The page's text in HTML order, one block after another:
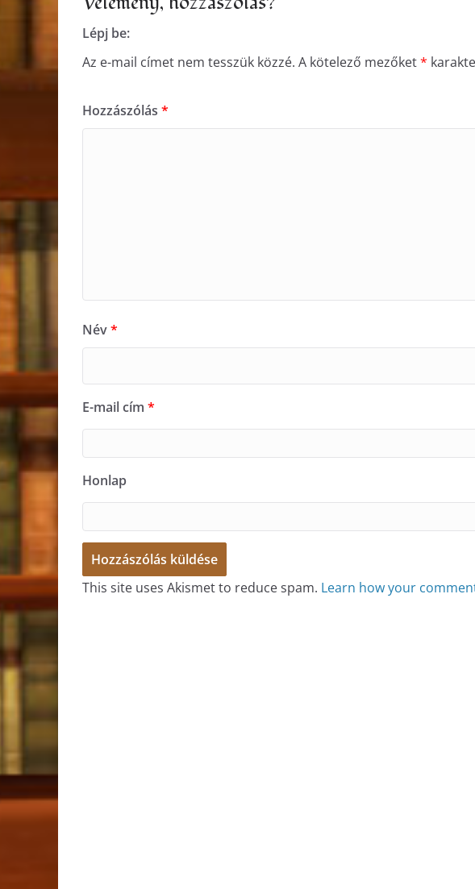
Lépj be:
Az e-mail címet nem tesszük közzé. A kötelező mezőket*
Hozzászólás *
Név*
E-mail cím *
Honlap
This site uses Akismet to reduce spam. Learn how your